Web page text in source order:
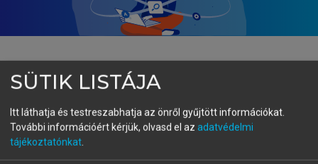
ALASZTICS BÁLINT, RIGÓ JÁNOS
gátvarrás
SÜTIK LISTÁJA
Itt láthatja és testreszabhatja az önről gyűjtött információkat.
További információért kérjük, olvasd el az adatvédelmi
tájékoztatónkat.